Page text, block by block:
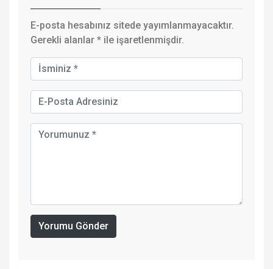
E-posta hesabınız sitede yayımlanmayacaktır.
Gerekli alanlar * ile işaretlenmişdir.
Yorumu Gönder